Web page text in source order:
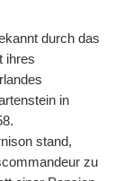
durch das
ihres
in
stand,
zu